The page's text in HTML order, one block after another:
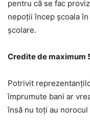
pentru că se fac
nepoţii încep şcoala
şcolare.
Credite de maximum
Potrivit
împrumute bani ar
însă nu toţi au norocul